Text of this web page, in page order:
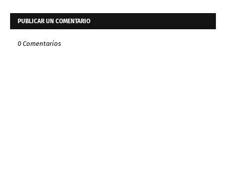
PUBLICAR UN COMENTARIO
0 Comentarios